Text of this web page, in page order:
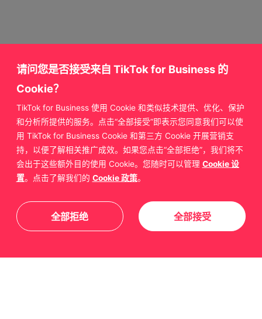
获取更多来自
TikTok for Business 的支持
联系我们
请问您是否接受来自 TikTok for Business 的
Cookie？
TikTok for Business 使用 Cookie 和类似技术提供、优化、保护
和分析所提供的服务。点击“全部接受”即表示您同意我们可以使
用 TikTok for Business Cookie 和第三方 Cookie 开展营销支
持，以便了解相关推广成效。如果您点击“全部拒绝”，我们将不
会出于这些额外目的使用 Cookie。您随时可以管理 Cookie 设
置。点击了解我们的 Cookie 政策。
全部拒绝 全部接受